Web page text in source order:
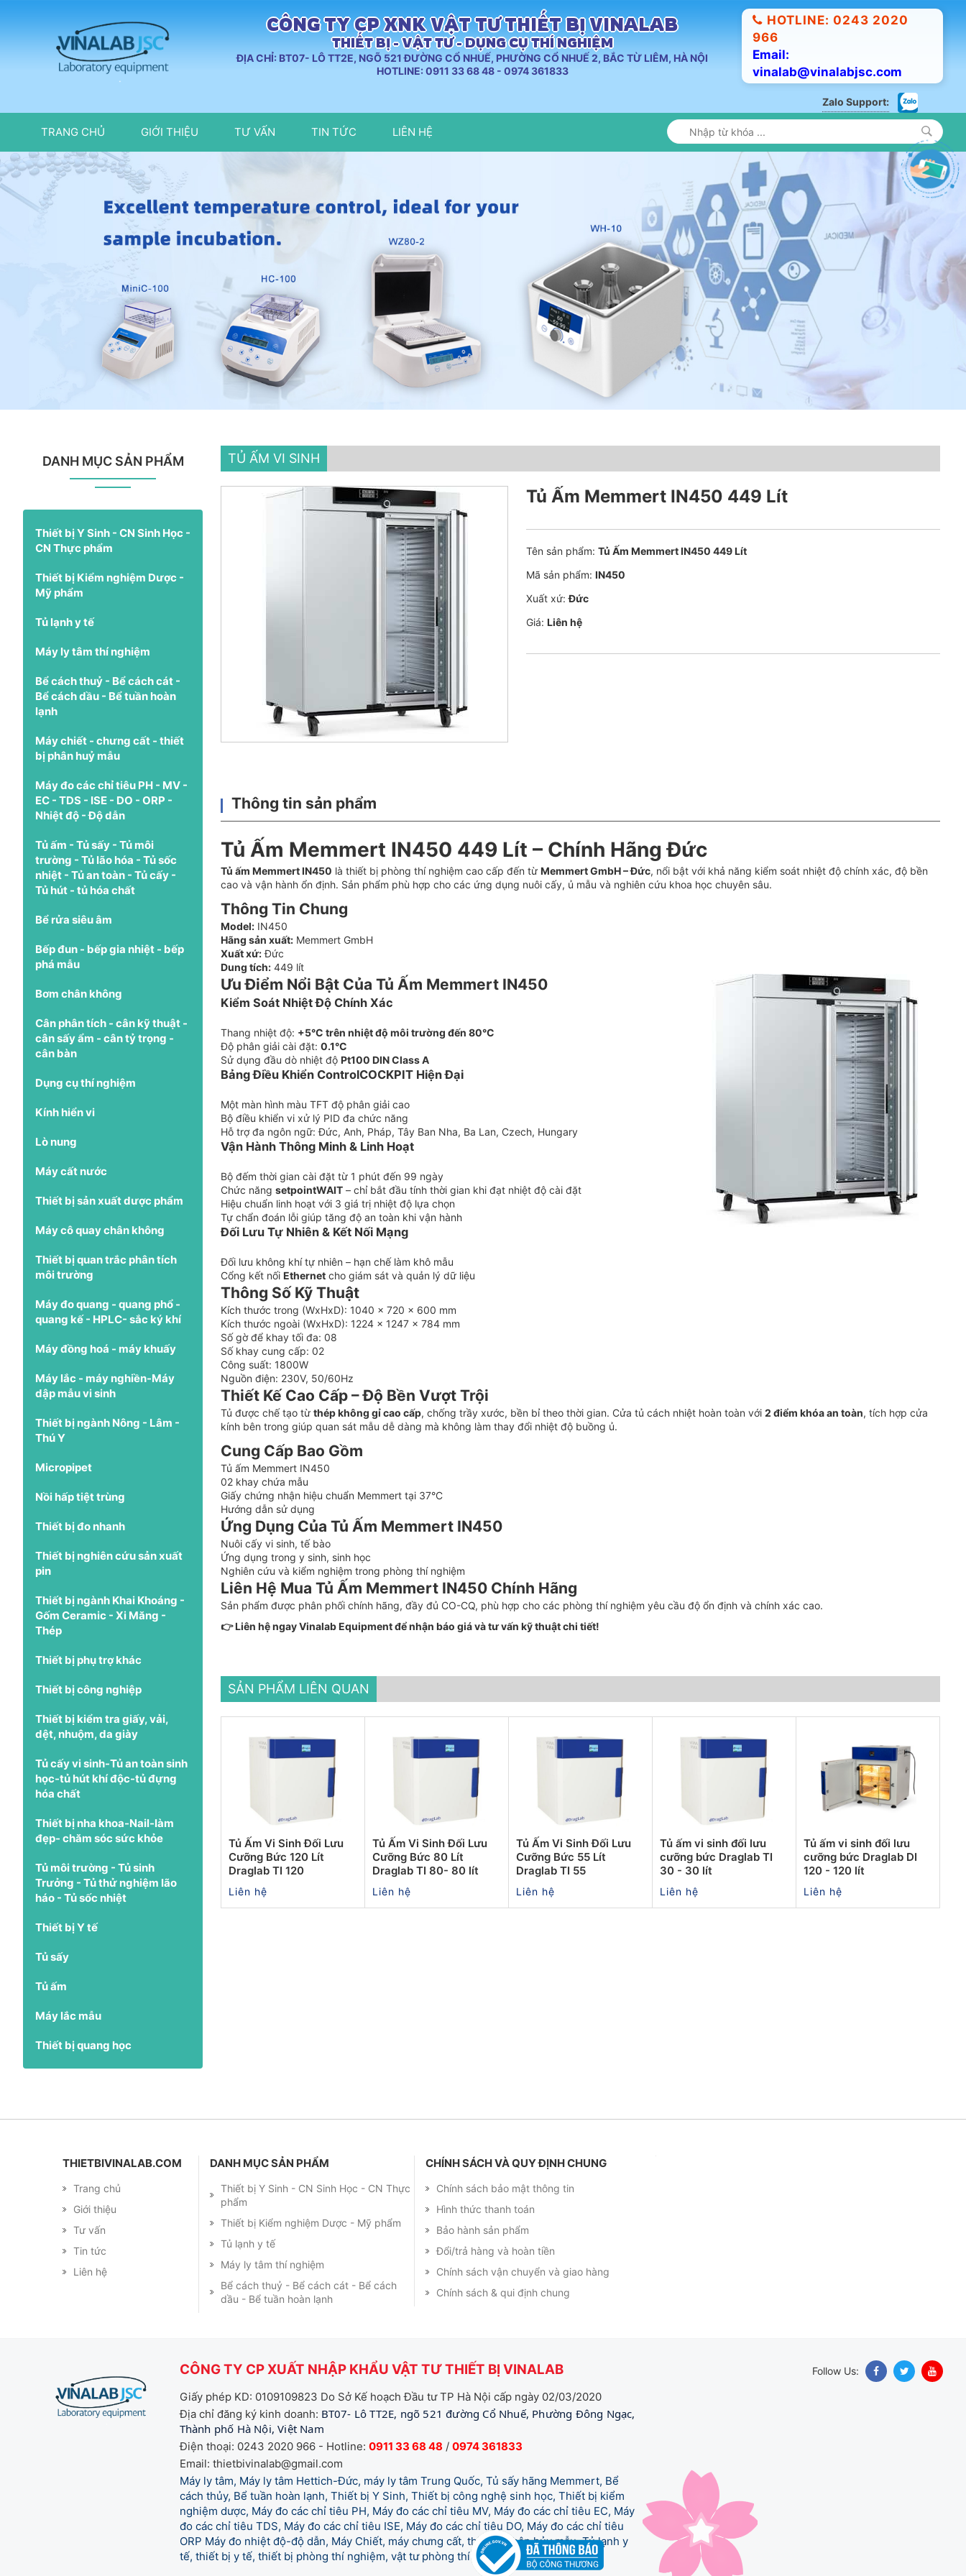
CÔNG TY CP XNK VẬT TƯ THIẾT BỊ VINALAB
THIẾT BỊ - VẬT TƯ - DỤNG CỤ THÍ NGHIỆM
ĐỊA CHỈ: BT07- LÔ TT2E, NGÕ 521 ĐƯỜNG CỔ NHUẾ, PHƯỜNG CỔ NHUẾ 2, BẮC TỪ LIÊM, HÀ NỘI
HOTLINE: 0911 33 68 48 - 0974 361833
HOTLINE: 0243 2020
966
Email:
vinalab@vinalabjsc.com
Zalo Support:
TRANG CHỦ GIỚI THIỆU TƯ VẤN TIN TỨC LIÊN HỆ
DANH MỤC SẢN PHẨM
Thiết bị Y Sinh - CN Sinh Học -
CN Thực phẩm
Thiết bị Kiểm nghiệm Dược -
Mỹ phẩm
Tủ lạnh y tế
Máy ly tâm thí nghiệm
Bể cách thuỷ - Bể cách cát -
Bể cách dầu - Bể tuần hoàn
lạnh
Máy chiết - chưng cất - thiết
bị phân huỷ mẫu
Máy đo các chỉ tiêu PH - MV -
EC - TDS - ISE - DO - ORP -
Nhiệt độ - Độ dẫn
Tủ ấm - Tủ sấy - Tủ môi
trường - Tủ lão hóa - Tủ sốc
nhiệt - Tủ an toàn - Tủ cấy -
Tủ hút - tủ hóa chất
Bể rửa siêu âm
Bếp đun - bếp gia nhiệt - bếp
phá mẫu
Bơm chân không
Cân phân tích - cân kỹ thuật -
cân sấy ẩm - cân tỷ trọng -
cân bàn
Dụng cụ thí nghiệm
Kính hiển vi
Lò nung
Máy cất nước
Thiết bị sản xuất dược phẩm
Máy cô quay chân không
Thiết bị quan trắc phân tích
môi trường
Máy đo quang - quang phổ -
quang kế - HPLC- sắc ký khí
Máy đồng hoá - máy khuấy
Máy lắc - máy nghiền-Máy
dập mẫu vi sinh
Thiết bị ngành Nông - Lâm -
Thú Y
Micropipet
Nồi hấp tiệt trùng
Thiết bị đo nhanh
Thiết bị nghiên cứu sản xuất
pin
Thiết bị ngành Khai Khoáng -
Gốm Ceramic - Xi Măng -
Thép
Thiết bị phụ trợ khác
Thiết bị công nghiệp
Thiết bị kiểm tra giấy, vải,
dệt, nhuộm, da giày
Tủ cấy vi sinh-Tủ an toàn sinh
học-tủ hút khí độc-tủ đựng
hóa chất
Thiết bị nha khoa-Nail-làm
đẹp- chăm sóc sức khỏe
Tủ môi trường - Tủ sinh
Trưởng - Tủ thử nghiệm lão
háo - Tủ sốc nhiệt
Thiết bị Y tế
Tủ sấy
Tủ ấm
Máy lắc mẫu
Thiết bị quang học
TỦ ẤM VI SINH
Tủ Ấm Memmert IN450 449 Lít
Tên sản phẩm: Tủ Ấm Memmert IN450 449 Lít
Mã sản phẩm: IN450
Xuất xứ: Đức
Giá: Liên hệ
Thông tin sản phẩm
Tủ Ấm Memmert IN450 449 Lít – Chính Hãng Đức
Tủ ấm Memmert IN450 là thiết bị phòng thí nghiệm cao cấp đến từ Memmert GmbH – Đức, nổi bật với khả năng kiểm soát nhiệt độ chính xác, độ bền
cao và vận hành ổn định. Sản phẩm phù hợp cho các ứng dụng nuôi cấy, ủ mẫu và nghiên cứu khoa học chuyên sâu.
Thông Tin Chung
Model: IN450
Hãng sản xuất: Memmert GmbH
Xuất xứ:Đức
Dung tích: 449 lít
Ưu Điểm Nổi Bật Của Tủ Ấm Memmert IN450
Kiểm Soát Nhiệt Độ Chính Xác
Thang nhiệt độ: +5°C trên nhiệt độ môi trường đến 80°C
Độ phân giải cài đặt: 0.1°C
Sử dụng đầu dò nhiệt độ Pt100 DIN Class A
Bảng Điều Khiển ControlCOCKPIT Hiện Đại
Một màn hình màu TFT độ phân giải cao
Bộ điều khiển vi xử lý PID đa chức năng
Hỗ trợ đa ngôn ngữ: Đức, Anh, Pháp, Tây Ban Nha, Ba Lan, Czech, Hungary
Vận Hành Thông Minh & Linh Hoạt
Bộ đếm thời gian cài đặt từ 1 phút đến 99 ngày
Chức năng setpointWAIT – chỉ bắt đầu tính thời gian khi đạt nhiệt độ cài đặt
Hiệu chuẩn linh hoạt với 3 giá trị nhiệt độ lựa chọn
Tự chẩn đoán lỗi giúp tăng độ an toàn khi vận hành
Đối Lưu Tự Nhiên & Kết Nối Mạng
Đối lưu không khí tự nhiên – hạn chế làm khô mẫu
Cổng kết nối Ethernet cho giám sát và quản lý dữ liệu
Thông Số Kỹ Thuật
Kích thước trong (WxHxD): 1040 x 720 x 600 mm
Kích thước ngoài (WxHxD): 1224 x 1247 x 784 mm
Số gờ để khay tối đa: 08
Số khay cung cấp: 02
Công suất: 1800W
Nguồn điện: 230V, 50/60Hz
Thiết Kế Cao Cấp – Độ Bền Vượt Trội
Tủ được chế tạo từ thép không gỉ cao cấp, chống trầy xước, bền bỉ theo thời gian. Cửa tủ cách nhiệt hoàn toàn với 2 điểm khóa an toàn, tích hợp cửa
kính bên trong giúp quan sát mẫu dễ dàng mà không làm thay đổi nhiệt độ buồng ủ.
Cung Cấp Bao Gồm
Tủ ấm Memmert IN450
02 khay chứa mẫu
Giấy chứng nhận hiệu chuẩn Memmert tại 37°C
Hướng dẫn sử dụng
Ứng Dụng Của Tủ Ấm Memmert IN450
Nuôi cấy vi sinh, tế bào
Ứng dụng trong y sinh, sinh học
Nghiên cứu và kiểm nghiệm trong phòng thí nghiệm
Liên Hệ Mua Tủ Ấm Memmert IN450 Chính Hãng
Sản phẩm được phân phối chính hãng, đầy đủ CO-CQ, phù hợp cho các phòng thí nghiệm yêu cầu độ ổn định và chính xác cao.
👉 Liên hệ ngay Vinalab Equipment để nhận báo giá và tư vấn kỹ thuật chi tiết!
SẢN PHẨM LIÊN QUAN
Tủ Ấm Vi Sinh Đối Lưu
Cưỡng Bức 120 Lít
Draglab TI 120
Liên hệ
Tủ Ấm Vi Sinh Đối Lưu
Cưỡng Bức 80 Lít
Draglab TI 80- 80 lít
Liên hệ
Tủ Ấm Vi Sinh Đối Lưu
Cưỡng Bức 55 Lít
Draglab TI 55
Liên hệ
Tủ ấm vi sinh đối lưu
cưỡng bức Draglab TI
30 - 30 lít
Liên hệ
Tủ ấm vi sinh đối lưu
cưỡng bức Draglab DI
120 - 120 lít
Liên hệ
THIETBIVINALAB.COM
Trang chủ
Giới thiệu
Tư vấn
Tin tức
Liên hệ
DANH MỤC SẢN PHẨM
Thiết bị Y Sinh - CN Sinh Học - CN Thực
phẩm
Thiết bị Kiểm nghiệm Dược - Mỹ phẩm
Tủ lạnh y tế
Máy ly tâm thí nghiệm
Bể cách thuỷ - Bể cách cát - Bể cách
dầu - Bể tuần hoàn lạnh
CHÍNH SÁCH VÀ QUY ĐỊNH CHUNG
Chính sách bảo mật thông tin
Hình thức thanh toán
Bảo hành sản phẩm
Đổi/trả hàng và hoàn tiền
Chính sách vận chuyển và giao hàng
Chính sách & qui định chung
CÔNG TY CP XUẤT NHẬP KHẨU VẬT TƯ THIẾT BỊ VINALAB
Giấy phép KD: 0109109823 Do Sở Kế hoạch Đầu tư TP Hà Nội cấp ngày 02/03/2020
Địa chỉ đăng ký kinh doanh: BT07- Lô TT2E, ngõ 521 đường Cổ Nhuế, Phường Đông Ngạc,
Thành phố Hà Nội, Việt Nam
Điện thoại: 0243 2020 966 - Hotline: 0911 33 68 48 / 0974 361833
Email: thietbivinalab@gmail.com
Máy ly tâm, Máy ly tâm Hettich-Đức, máy ly tâm Trung Quốc, Tủ sấy hãng Memmert, Bể
cách thủy, Bể tuần hoàn lạnh, Thiết bị Y Sinh, Thiết bị công nghệ sinh học, Thiết bị kiểm
nghiệm dược, Máy đo các chỉ tiêu PH, Máy đo các chỉ tiêu MV, Máy đo các chỉ tiêu EC, Máy
đo các chỉ tiêu TDS, Máy đo các chỉ tiêu ISE, Máy đo các chỉ tiêu DO, Máy đo các chỉ tiêu
ORP Máy đo nhiệt độ-độ dẫn, Máy Chiết, máy chưng cất, thiết bị phân hủy mẫu, Tủ lạnh y
tế, thiết bị y tế, thiết bị phòng thí nghiệm, vật tư phòng thí nghiệm, vật tư y tế.
Follow Us: